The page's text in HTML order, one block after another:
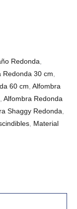
Redonda,
Redonda 30 cm,
60 cm, Alfombra
, Alfombra Redonda
Shaggy Redonda,
, Material